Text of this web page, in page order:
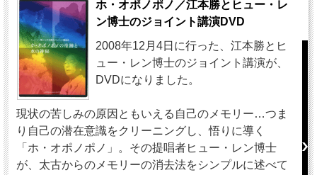
ホ・オポノポノ／江本勝とヒュー・レ
ン博士のジョイント講演DVD
2008年12月4日に行った、江本勝とヒ
ュー・レン博士のジョイント講演が、
DVDになりました。
現状の苦しみの原因ともいえる自己のメモリー…つま
り自己の潜在意識をクリーニングし、悟りに導く
「ホ・オポノポノ」。その提唱者ヒュー・レン博士
が、太古からのメモリーの消去法をシンプルに述べて